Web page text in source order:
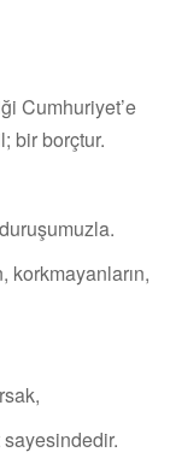
Cumhuriyet’e
bir borçtur.
korkmayanların,